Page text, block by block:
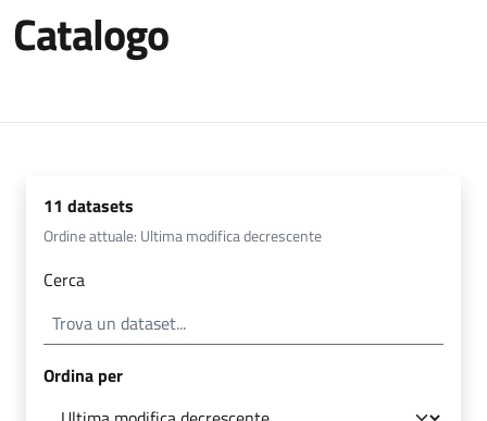
Catalogo
11 datasets
Ordine attuale: Ultima modifica decrescente
Cerca
Ordina per